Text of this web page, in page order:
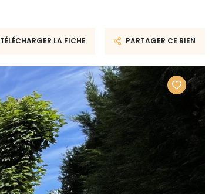
TÉLÉCHARGER LA FICHE PARTAGER CE BIEN